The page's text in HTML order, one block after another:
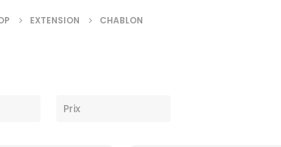
EXTENSION CHABLON
Prix